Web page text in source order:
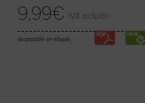
9,99€ IVA incluido
disponible en ebook: